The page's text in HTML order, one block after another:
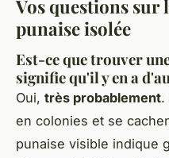
Vos questions sur
punaise isolée
Est-ce que trouver
signifie qu'il y en a
Oui, très probablement.
en colonies et se
punaise visible indique